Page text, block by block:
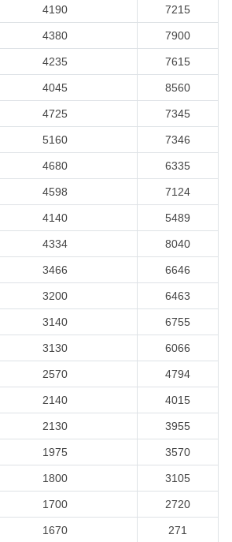
4190 7215
4380 7900
4235 7615
4045 8560
4725 7345
5160 7346
4680 6335
4598 7124
4140 5489
4334 8040
3466 6646
3200 6463
3140 6755
3130 6066
2570 4794
2140 4015
2130 3955
1975 3570
1800 3105
1700 2720
1670 271